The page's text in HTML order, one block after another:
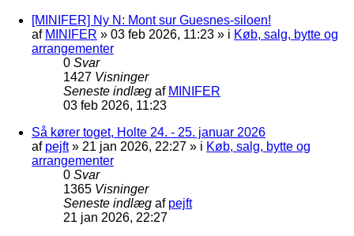
[MINIFER] Ny N: Mont sur Guesnes-siloen!
af MINIFER » 03 feb 2026, 11:23 » i Køb, salg, bytte og
arrangementer
0 Svar
1427 Visninger
Seneste indlæg af MINIFER
03 feb 2026, 11:23
Så kører toget, Holte 24. - 25. januar 2026
af pejft» 21 jan 2026, 22:27 » i Køb, salg, bytte og
arrangementer
0 Svar
1365 Visninger
Seneste indlæg af pejft
21 jan 2026, 22:27